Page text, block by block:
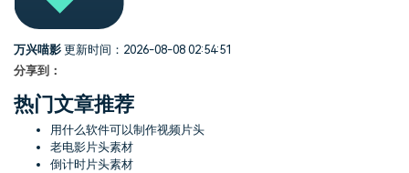
万兴喵影 更新时间：2026-08-08 02:54:51
分享到：
热门文章推荐
用什么软件可以制作视频片头
老电影片头素材
倒计时片头素材